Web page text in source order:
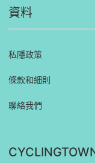
資料
私隱政策
條款和細則
聯絡我們